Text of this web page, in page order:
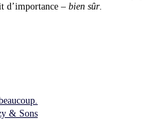
d’importance – bien sûr.
& Sons